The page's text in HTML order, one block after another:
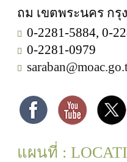
ถม เขตพระนคร กรุ
0-2281-5884, 0-
0-2281-0979
แผนที่ :